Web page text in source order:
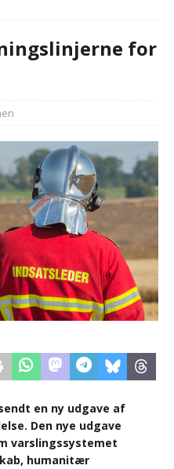
for
en ny udgave af
Den nye udgave
varslingssystemet
humanitær